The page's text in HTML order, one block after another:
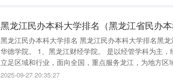
黑龙江民办本科大学排名（黑龙江省民办本
黑龙江民办本科大学排名 黑龙江民办本科大学排名黑龙江财经学院、黑龙江外国语学院、哈尔滨
华德学院。 1、黑龙江财经学院。 是以经管学科为主，经、管、工、文、法、艺多学科协调发展，
立足区域和行业，面向全国，重点服务龙江，为地方
用技术和智力支持的地方性应用型本科院校。 学校拥有一支规模结构合理、满足应用型人才培养
2025-09-27 20:35:27